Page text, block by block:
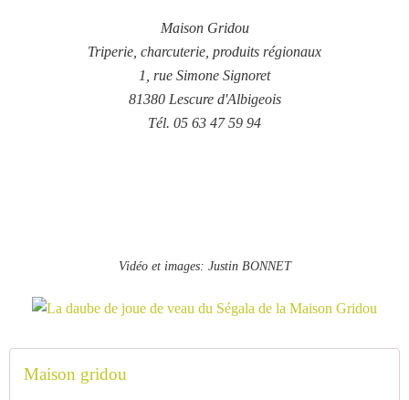
Maison Gridou
Triperie, charcuterie, produits régionaux
1, rue Simone Signoret
81380 Lescure d'Albigeois
Tél. 05 63 47 59 94
Vidéo et images: Justin BONNET
Maison gridou